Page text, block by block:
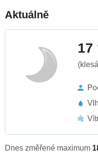
Aktuálně
17
Dnes změřené maximum